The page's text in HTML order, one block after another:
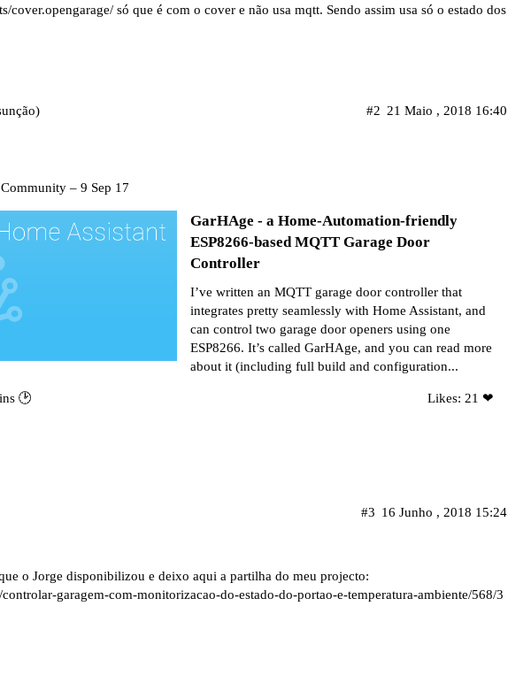
cover.opengarage/ só que é com o cover e não usa mqtt. Sendo assim usa só o estado dos
21 Maio , 2018 16:40
#2
– 9 Sep 17
GarHAge - a Home-Automation-friendly
ESP8266-based MQTT Garage Door
Controller
I’ve written an MQTT garage door controller that
integrates pretty seamlessly with Home Assistant, and
can control two garage door openers using one
ESP8266. It’s called GarHAge, and you can read more
about it (including full build and configuration...
🕑 Likes: 21 ❤
16 Junho , 2018 15:24
#3
o Jorge disponibilizou e deixo aqui a partilha do meu projecto:
garagem-com-monitorizacao-do-estado-do-portao-e-temperatura-ambiente/568/3